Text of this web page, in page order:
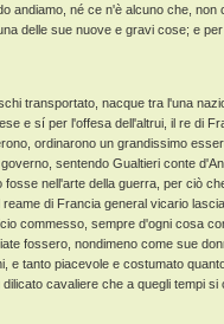
andiamo, né ce n'è alcuno che, non
delle sue nuove e gravi cose; e
transportato, nacque tra l'una
e sí per l'offesa dell'altrui, il re di
ordinarono un grandissimo
sentendo Gualtieri conte
nell'arte della guerra, per ciò
di Francia general vicario
commesso, sempre d'ogni cosa
fossero, nondimeno come sue
e tanto piacevole e costumato
cavaliere che a quegli tempi